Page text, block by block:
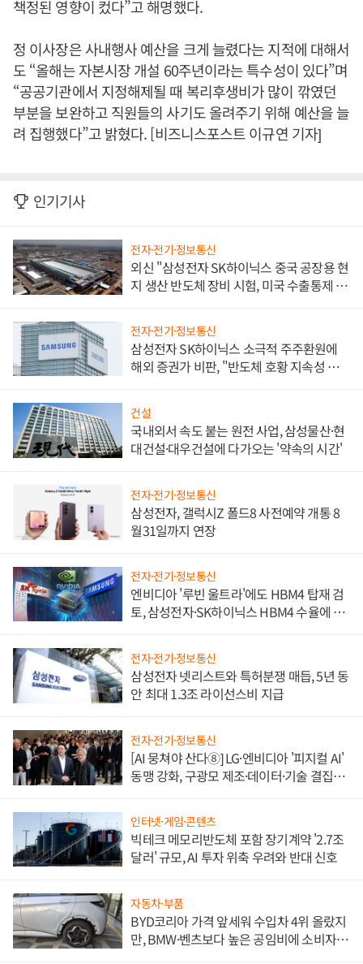
책정된 영향이 컸다”고 해명했다.
정 이사장은 사내행사 예산을 크게 늘렸다는 지적에 대해서
도 “올해는 자본시장 개설 60주년이라는 특수성이 있다”며
“공공기관에서 지정해제될 때 복리후생비가 많이 깎였던
부분을 보완하고 직원들의 사기도 올려주기 위해 예산을 늘
려 집행했다”고 밝혔다. [비즈니스포스트 이규연 기자]
인기기사
전자·전기·정보통신
외신 "삼성전자 SK하이닉스 중국 공장용 현
지 생산 반도체 장비 시험, 미국 수출통제 대
전자·전기·정보통신
삼성전자 SK하이닉스 소극적 주주환원에
해외 증권가 비판, "반도체 호황 지속성 의
건설
국내외서 속도 붙는 원전 사업, 삼성물산·현
대건설·대우건설에 다가오는 '약속의 시간'
전자·전기·정보통신
삼성전자, 갤럭시Z 폴드8 사전예약 개통 8
월31일까지 연장
전자·전기·정보통신
엔비디아 '루빈 울트라'에도 HBM4 탑재 검
토, 삼성전자·SK하이닉스 HBM4 수율에 주
전자·전기·정보통신
삼성전자 넷리스트와 특허분쟁 매듭, 5년 동
안 최대 1.3조 라이선스비 지급
전자·전기·정보통신
[AI 뭉쳐야 산다⑧] LG·엔비디아 '피지컬 AI'
동맹 강화, 구광모 제조·데이터·기술 결집
인터넷·게임·콘텐츠
빅테크 메모리반도체 포함 장기계약 '2.7조
달러' 규모, AI 투자 위축 우려와 반대 신호
자동차·부품
BYD코리아 가격 앞세워 수입차 4위 올랐지
만, BMW·벤츠보다 높은 공임비에 소비자